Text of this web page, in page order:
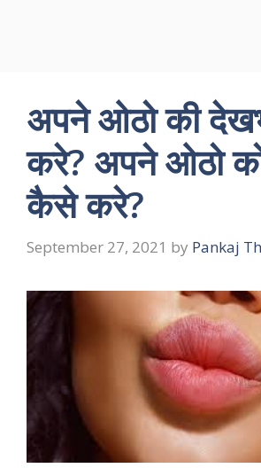
अपने ओठो की
करे? अपने ओठो
कैसे करे?
September 27, 2021 by Pankaj